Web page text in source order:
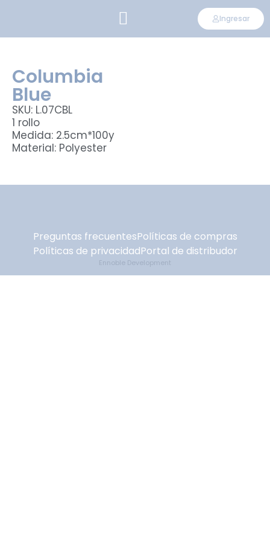
Ingresar
Columbia
Blue
SKU: L.07CBL
1 rollo
Medida: 2.5cm*100y
Material: Polyester
Preguntas frecuentesPolíticas de compras
Políticas de privacidadPortal de distribudor
Ennoble Development